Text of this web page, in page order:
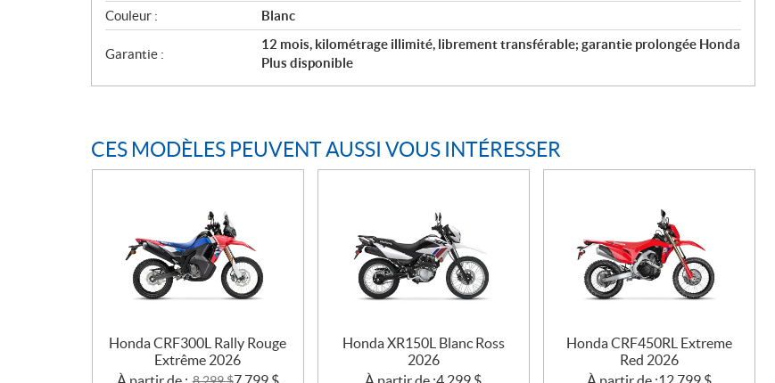
Couleur :
Blanc
Garantie :
12 mois, kilométrage illimité, librement transférable; garantie prolongée Honda
Plus disponible
CES MODÈLES PEUVENT AUSSI VOUS INTÉRESSER
Honda CRF300L Rally Rouge
Extrême 2026
Honda XR150L Blanc Ross
2026
Honda CRF450RL Extreme
Red 2026